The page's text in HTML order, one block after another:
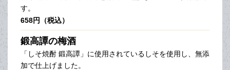
す。
658円（税込）
鍛高譚の梅酒
「しそ焼酎 鍛高譚」に使用されているしそを使用し、無添
加で仕上げました。